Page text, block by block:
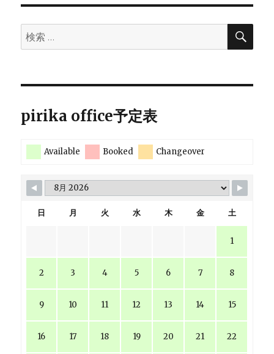
検
索:
検
pirika office予定表
Available Booked Changeover
日 月 火 水 木 金 土
1
2 3 4 5 6 7 8
9 10 11 12 13 14 15
16 17 18 19 20 21 22